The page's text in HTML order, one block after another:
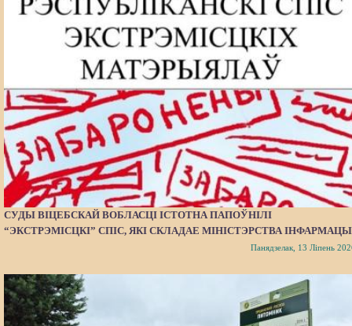
СУДЫ ВІЦЕБСКАЙ ВОБЛАСЦІ ІСТОТНА ПАПОЎНІЛІ
“ЭКСТРЭМІСЦКІ” СПІС, ЯКІ СКЛАДАЕ МІНІСТЭРСТВА
Панядзелак, 13 Ліпень